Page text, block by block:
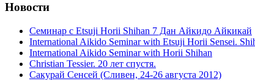
Новости
Семинар с Etsuji Horii Shihan 7 Дан Айкидо Айкикай
International Aikido Seminar with Etsuji Horii Sensei.
International Aikido Seminar with Horii Shihan
Christian Tessier. 20 лет спустя.
Сакурай Сенсей (Сливен, 24-26 августа 2012)